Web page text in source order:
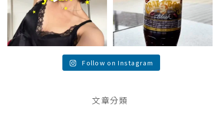
Follow on Instagram
文章分類